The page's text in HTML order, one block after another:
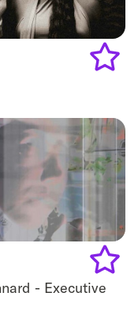
to
- Executive
Add